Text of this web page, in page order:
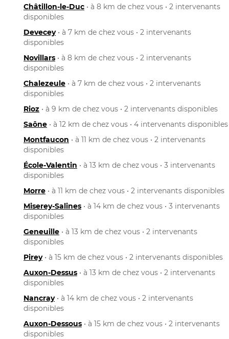
Châtillon-le-Duc • à 8 km de chez vous • 2 intervenants
disponibles
Devecey• à 7 km de chez vous • 2 intervenants
disponibles
Novillars • à 8 km de chez vous • 2 intervenants
disponibles
Chalezeule • à 7 km de chez vous • 2 intervenants
disponibles
Rioz • à 9 km de chez vous • 2 intervenants disponibles
Saône • à 12 km de chez vous • 4 intervenants disponibles
Montfaucon • à 11 km de chez vous • 2 intervenants
disponibles
École-Valentin • à 13 km de chez vous • 3 intervenants
disponibles
Morre • à 11 km de chez vous • 2 intervenants disponibles
Miserey-Salines • à 14 km de chez vous • 3 intervenants
disponibles
Geneuille • à 13 km de chez vous • 2 intervenants
disponibles
Pirey• à 15 km de chez vous • 2 intervenants disponibles
Auxon-Dessus • à 13 km de chez vous • 2 intervenants
disponibles
Nancray• à 14 km de chez vous • 2 intervenants
disponibles
Auxon-Dessous • à 15 km de chez vous • 2 intervenants
disponibles